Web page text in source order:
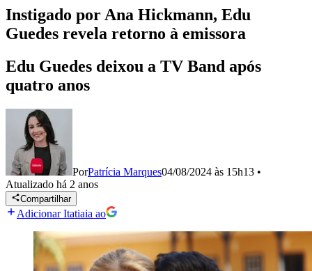
Instigado por Ana Hickmann, Edu
Guedes revela retorno à emissora
Edu Guedes deixou a TV Band após
quatro anos
PorPatrícia Marques04/08/2024 às 15h13 •
Atualizado há 2 anos
Compartilhar
Adicionar Itatiaia ao